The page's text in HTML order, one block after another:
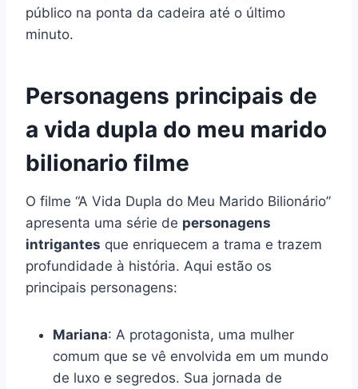
público na ponta da cadeira até o último
minuto.
Personagens principais de
a vida dupla do meu marido
bilionario filme
O filme “A Vida Dupla do Meu Marido Bilionário”
apresenta uma série de personagens
intrigantes que enriquecem a trama e trazem
profundidade à história. Aqui estão os
principais personagens:
Mariana: A protagonista, uma mulher
comum que se vê envolvida em um mundo
de luxo e segredos. Sua jornada de